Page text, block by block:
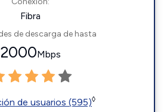
Fibra
de descarga de hasta
2000Mbps
de usuarios (595)◊